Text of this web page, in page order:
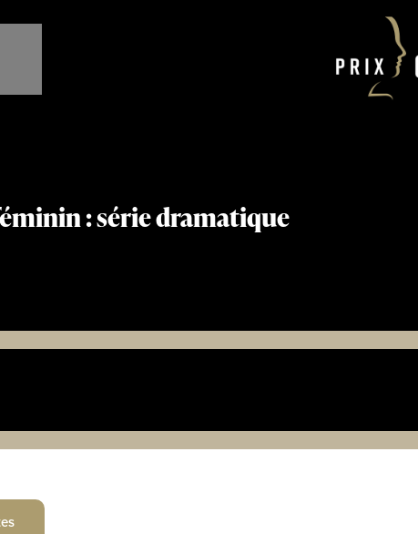
: série dramatique